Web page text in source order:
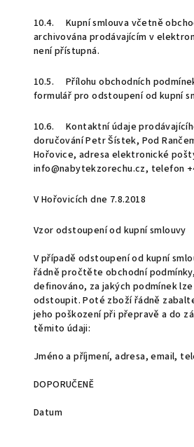
10.4. Kupní smlouva včetně
archivována prodávajícím v
není přístupná.
10.5. Přílohu obchodních
formulář pro odstoupení od kupní
10.6. Kontaktní údaje
doručování Petr Šístek, Pod
Hořovice, adresa elektronické
info@nabytekzorechu.cz, telefon
V Hořovicích dne 7.8.2018
Vzor odstoupení od kupní smlouvy
V případě odstoupení od kupní
řádně pročtěte obchodní
definováno, za jakých podmínek
odstoupit. Poté zboží řádně
jeho poškození při přepravě a do
těmito údaji:
Jméno a příjmení, adresa, email,
DOPORUČENĚ
Datum